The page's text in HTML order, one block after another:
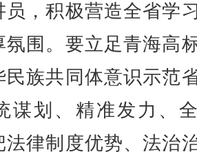
员，积极营造全省学
氛围。要立足青海高
民族共同体意识示范
谋划、精准发力、
法律制度优势、法治